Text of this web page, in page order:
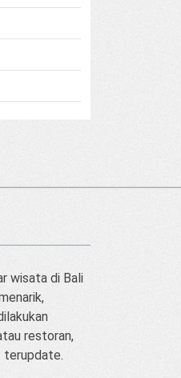
wisata di Bali
restoran,
terupdate.